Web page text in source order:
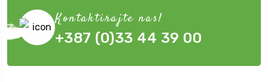
Kontaktirajte nas!
+387 (0)33 44 39 00